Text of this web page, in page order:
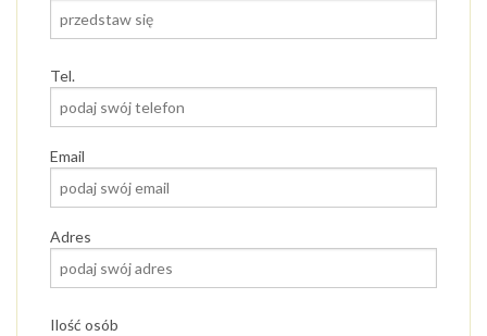
Tel.
Email
Adres
Ilość osób